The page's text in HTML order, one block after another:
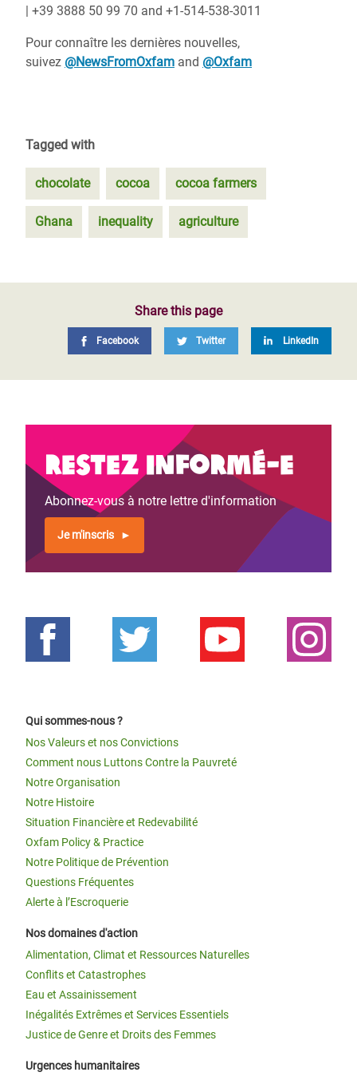
| +39 3888 50 99 70 and +1-514-538-3011
Pour connaître les dernières nouvelles,
suivez @NewsFromOxfam and @Oxfam
Tagged with
chocolate cocoa cocoa farmers
Ghana inequality agriculture
Share this page
Facebook Twitter LinkedIn
Restez informé-e
Abonnez-vous à notre lettre d'information
Je m'inscris
Qui sommes-nous ?
Nos Valeurs et nos Convictions
Comment nous Luttons Contre la Pauvreté
Notre Organisation
Notre Histoire
Situation Financière et Redevabilité
Oxfam Policy & Practice
Notre Politique de Prévention
Questions Fréquentes
Alerte à l’Escroquerie
Nos domaines d'action
Alimentation, Climat et Ressources Naturelles
Conflits et Catastrophes
Eau et Assainissement
Inégalités Extrêmes et Services Essentiels
Justice de Genre et Droits des Femmes
Urgences humanitaires